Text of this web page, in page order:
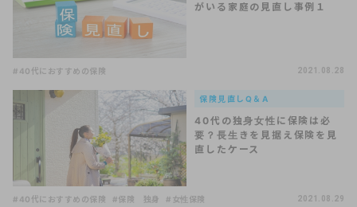
がいる家庭の見直し事例１
#40代におすすめの保険 2021.08.28
保険見直しQ＆A
40代の独身女性に保険は必
要？長生きを見据え保険を見
直したケース
#40代におすすめの保険 #保険 独身 #女性保険 2021.08.29